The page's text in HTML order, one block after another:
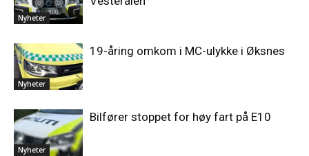
Nyheter
Nyheter
19-åring omkom i MC-ulykke i Øksnes
Nyheter
Bilfører stoppet for høy fart på E10